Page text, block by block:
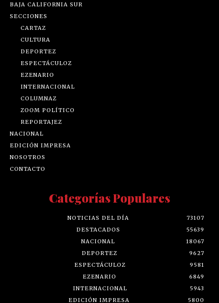
BAJA CALIFORNIA SUR
SECCIONES
CARTAZ
CULTURA
DEPORTEZ
ESPECTÁCULOZ
EZENARIO
INTERNACIONAL
COLUMNAZ
ZOOM POLÍTICO
REPORTAJEZ
NACIONAL
EDICIÓN IMPRESA
NOSOTROS
CONTACTO
Categorías Populares
NOTICIAS DEL DÍA
73107
DESTACADOS
55639
NACIONAL
18067
DEPORTEZ
9627
ESPECTÁCULOZ
9581
EZENARIO
6849
INTERNACIONAL
5943
EDICIÓN IMPRESA
5800